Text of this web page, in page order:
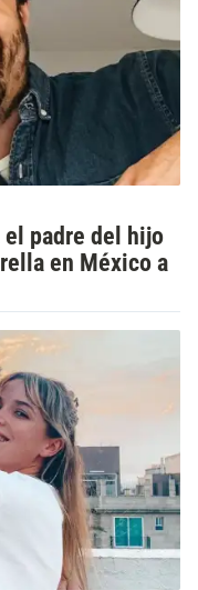
el padre del hijo
en México a